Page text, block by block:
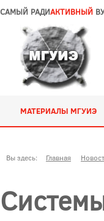
САМЫЙ РАДИАКТИВНЫЙ
МАТЕРИАЛЫ МГУИЭ
Вы здесь: Главная